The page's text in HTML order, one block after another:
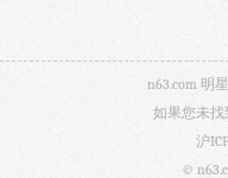
n63.com 明
如果您未
沪
©